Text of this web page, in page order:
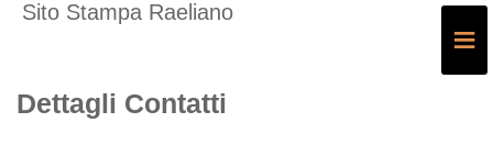
Sito Stampa Raeliano
≡
Dettagli Contatti